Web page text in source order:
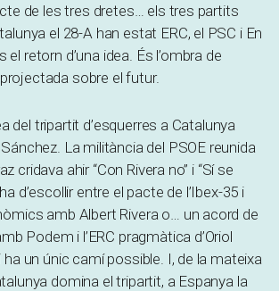
de les tres dretes… els tres partits
el 28-A han estat ERC, el PSC i En
retorn d’una idea. És l’ombra de
sobre el futur.
del tripartit d’esquerres a Catalunya
La militància del PSOE reunida
cridava ahir “Con Rivera no” i “Sí se
d’escollir entre el pacte de l’Ibex-35 i
amb Albert Rivera o… un acord de
Podem i l’ERC pragmàtica d’Oriol
un únic camí possible. I, de la mateixa
domina el tripartit, a Espanya la